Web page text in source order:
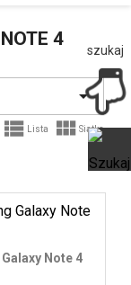
4

 Lista  Siatka
Note 4
szukaj